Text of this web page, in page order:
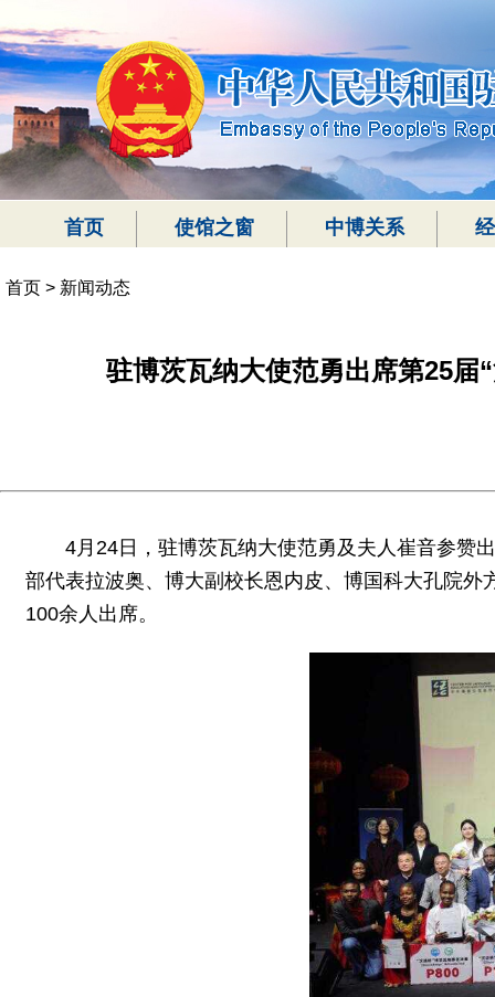
首页 使馆之窗 中博关系
首页 > 新闻动态
驻博茨瓦纳大使范勇出席第25届
4月24日，驻博茨瓦纳大使范勇及夫人崔音参赞
部代表拉波奥、博大副校长恩内皮、博国科大孔院
100余人出席。